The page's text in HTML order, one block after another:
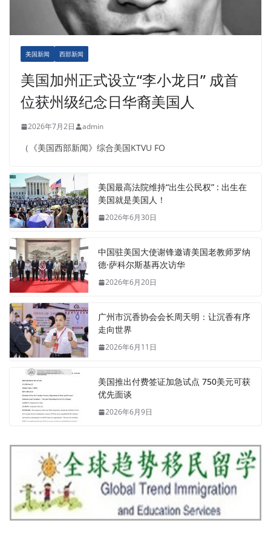
美国新闻 西部新闻
美国加州正式设立“李小龙日” 成首
位获州级纪念日华裔美国人
2026年7月2日 admin
（《美国西部新闻》综合美国KTVU FO
美国最高法院维持“出生公民权” : 出生在
美国就是美国人！
2026年6月30日
中国驻美国大使谢锋邀请美国老教师罗纳
德·萨科尔斯基再次访华
2026年6月20日
广州市沉香协会会长周天明：让沉香有序
走向世界
2026年6月11日
美国推出付费签证加急试点 750美元可获
优先面谈
2026年6月9日